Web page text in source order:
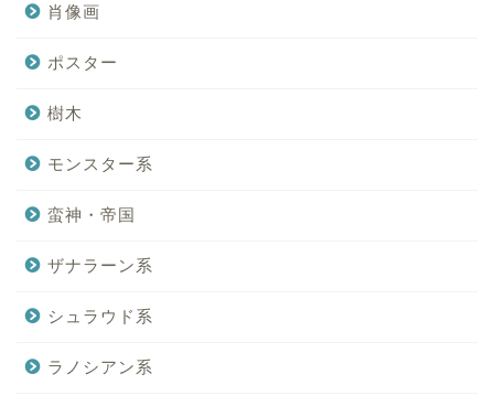
肖像画
ポスター
樹木
モンスター系
蛮神・帝国
ザナラーン系
シュラウド系
ラノシアン系